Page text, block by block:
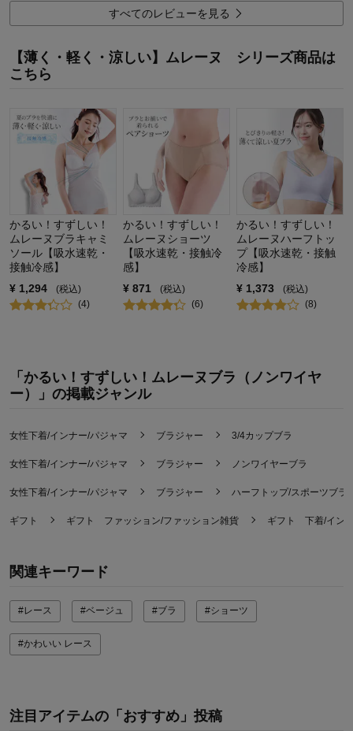
購入商品： ベージュ, Ｍ
すべてのレビューを見る
【薄く・軽く・涼しい】ムレーヌ シリーズ商品は
こちら
かるい！すずしい！
ムレーヌブラキャミ
ソール【吸水速乾・
接触冷感】
¥ 1,294
(税込)
(4)
かるい！すずしい！
ムレーヌショーツ
【吸水速乾・接触冷
感】
¥ 871
(税込)
(6)
かるい！すずしい！
ムレーヌハーフトッ
プ【吸水速乾・接触
冷感】
¥ 1,373
(税込)
(8)
「かるい！すずしい！ムレーヌブラ（ノンワイヤ
ー）」の掲載ジャンル
女性下着/インナー/パジャマ ブラジャー 3/4カップブラ
女性下着/インナー/パジャマ ブラジャー ノンワイヤーブラ
女性下着/インナー/パジャマ ブラジャー ハーフトップ/スポーツブラ
ギフト ギフト ファッション/ファッション雑貨 ギフト 下着/イン
関連キーワード
#レース #ベージュ #ブラ #ショーツ
#かわいい レース
注目アイテムの「おすすめ」投稿